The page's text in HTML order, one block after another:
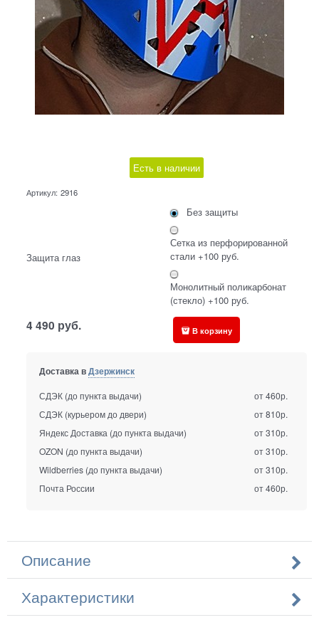
Есть в наличии
Артикул: 2916
Защита глаз
Без защиты
Сетка из перфорированной
стали +100 руб.
Монолитный поликарбонат
(стекло) +100 руб.
4 490 руб. В корзину
Доставка вДзержинск
СДЭК (до пункта выдачи)
от 460р.
СДЭК (курьером до двери)
от 810р.
Яндекс Доставка (до пункта выдачи)
от 310р.
OZON (до пункта выдачи)
от 310р.
Wildberries (до пункта выдачи)
от 310р.
Почта России
от 460р.
Описание
Характеристики